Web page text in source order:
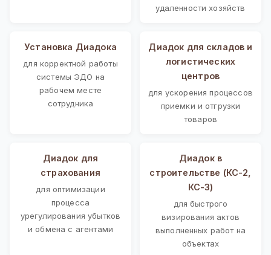
удаленности хозяйств
Установка Диадока
для корректной работы
системы ЭДО на
рабочем месте
сотрудника
Диадок для складов и
логистических
центров
для ускорения процессов
приемки и отгрузки
товаров
Диадок для
страхования
для оптимизации
процесса
урегулирования убытков
и обмена с агентами
Диадок в
строительстве (КС-2,
КС-3)
для быстрого
визирования актов
выполненных работ на
объектах